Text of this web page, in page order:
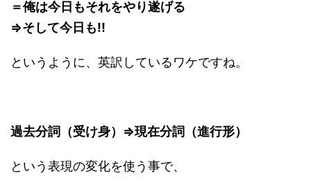
＝俺は今日もそれをやり遂げる
⇒そして今日も!!
というように、英訳しているワケですね。
過去分詞（受け身）⇒現在分詞（進行形）
という表現の変化を使う事で、